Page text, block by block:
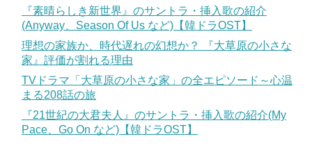
『素晴らしき新世界』のサントラ・挿入歌の紹介
(Anyway、Season Of Us など)【韓ドラOST】
理想の家族か、時代遅れの幻想か？ 『大草原の小さな
家』評価が割れる理由
TVドラマ「大草原の小さな家」の全エピソード～心温
まる208話の旅
『21世紀の大君夫人』のサントラ・挿入歌の紹介(My
Pace、Go On など)【韓ドラOST】